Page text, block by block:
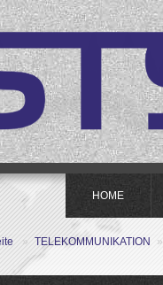
HOME
» TELEKOMMUNIKATION »